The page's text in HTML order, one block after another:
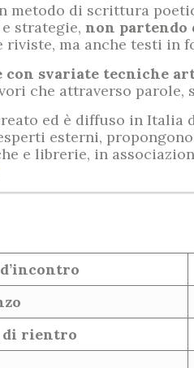
metodo di scrittura
strategie, non partendo
ma anche testi in
con svariate tecniche
che attraverso
ed è diffuso in Italia
esterni,
e librerie, in
di rientro